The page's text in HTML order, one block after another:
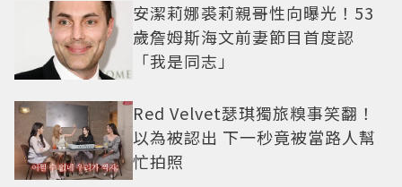
安潔莉娜裘莉親哥性向曝光！53
歲詹姆斯海文前妻節目首度認
「我是同志」
Red Velvet瑟琪獨旅糗事笑翻！
以為被認出 下一秒竟被當路人幫
忙拍照